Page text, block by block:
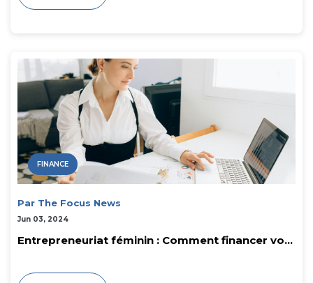
FINANCE
Par The Focus News
Jun 03, 2024
Entrepreneuriat féminin : Comment financer vo...